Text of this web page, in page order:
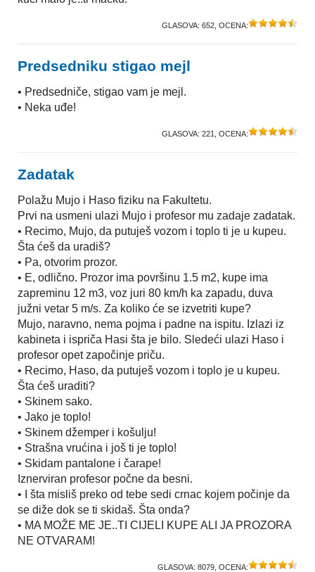
GLASOVA: 652 , OCENA:
Predsedniku stigao mejl
• Predsedniče, stigao vam je mejl.
• Neka uđe!
GLASOVA: 221 , OCENA:
Zadatak
Polažu Mujo i Haso fiziku na Fakultetu.
Prvi na usmeni ulazi Mujo i profesor mu zadaje zadatak.
• Recimo, Mujo, da putuješ vozom i toplo ti je u kupeu.
Šta ćeš da uradiš?
• Pa, otvorim prozor.
• E, odlično. Prozor ima površinu 1.5 m2, kupe ima
zapreminu 12 m3, voz juri 80 km/h ka zapadu, duva
južni vetar 5 m/s. Za koliko će se izvetriti kupe?
Mujo, naravno, nema pojma i padne na ispitu. Izlazi iz
kabineta i ispriča Hasi šta je bilo. Sledeći ulazi Haso i
profesor opet započinje priču.
• Recimo, Haso, da putuješ vozom i toplo je u kupeu.
Šta ćeš uraditi?
• Skinem sako.
• Jako je toplo!
• Skinem džemper i košulju!
• Strašna vrućina i još ti je toplo!
• Skidam pantalone i čarape!
Iznerviran profesor počne da besni.
• I šta misliš preko od tebe sedi crnac kojem počinje da
se diže dok se ti skidaš. Šta onda?
• MA MOŽE ME JE..TI CIJELI KUPE ALI JA PROZORA
NE OTVARAM!
GLASOVA: 8079 , OCENA: